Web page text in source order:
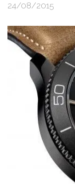
24/08/2015